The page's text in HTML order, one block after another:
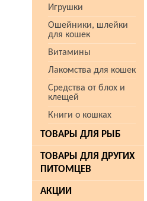
Игрушки
Ошейники, шлейки
для кошек
Витамины
Лакомства для кошек
Средства от блох и
клещей
Книги о кошках
ТОВАРЫ ДЛЯ РЫБ
ТОВАРЫ ДЛЯ ДРУГИХ
ПИТОМЦЕВ
АКЦИИ